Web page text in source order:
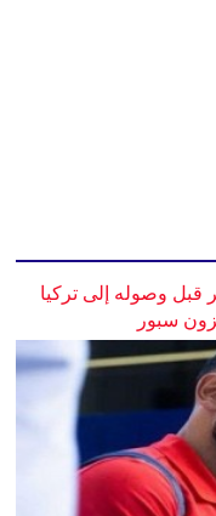
قبل وصوله إلى تركيا
سبور